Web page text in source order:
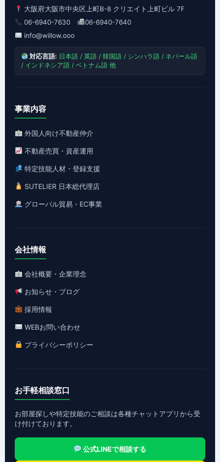
大阪府大阪市中央区上町B-8 クリエイト上町ビル 7F
06-6940-7630
06-6940-7640
info@willow.ooo
対応言語: 日本語 / 英語 / 韓国語 / シンハラ語 / ネパール語
/ インドネシア語 / ベトナム語 他
事業内容
外国人向け不動産仲介
不動産売買・資産運用
特定技能人材・登録支援
SUTELIER 日本総代理店
グローバル貿易・EC事業
会社情報
会社概要・企業理念
お知らせ・ブログ
採用情報
WEBお問い合わせ
プライバシーポリシー
お手軽相談窓口
お部屋探しや特定技能のご相談は各種チャットアプリから受
け付けております。
公式LINEで相談する